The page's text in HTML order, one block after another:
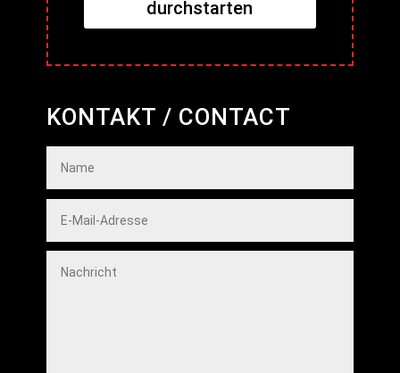
durchstarten
KONTAKT / CONTACT